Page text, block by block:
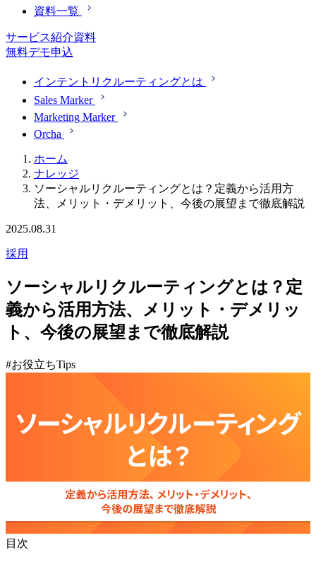
資料一覧
サービス紹介資料
無料デモ申込
インテントリクルーティングとは
Sales Marker
Marketing Marker
Orcha
ホーム
ナレッジ
ソーシャルリクルーティングとは？定義から活用方
法、メリット・デメリット、今後の展望まで徹底解説
2025.08.31
採用
ソーシャルリクルーティングとは？定
義から活用方法、メリット・デメリッ
ト、今後の展望まで徹底解説
#お役立ちTips
目次